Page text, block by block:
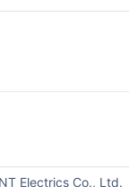
Electrics Co., Ltd.